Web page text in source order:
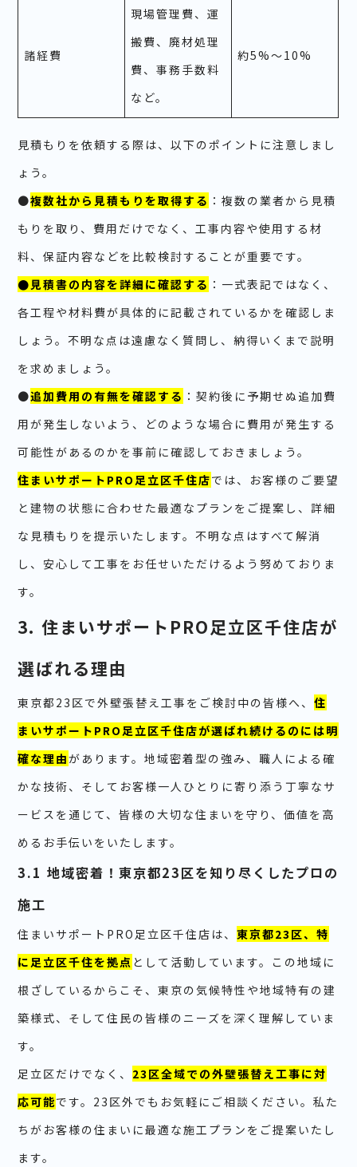
諸経費
現場管理費、運
搬費、廃材処理
費、事務手数料
など。
約5%～10%
見積もりを依頼する際は、以下のポイントに注意しまし
ょう。
●複数社から見積もりを取得する ：複数の業者から見積
もりを取り、費用だけでなく、工事内容や使用する材
料、保証内容などを比較検討することが重要です。
●見積書の内容を詳細に確認する ：一式表記ではなく、
各工程や材料費が具体的に記載されているかを確認しま
しょう。不明な点は遠慮なく質問し、納得いくまで説明
を求めましょう。
●追加費用の有無を確認する ：契約後に予期せぬ追加費
用が発生しないよう、どのような場合に費用が発生する
可能性があるのかを事前に確認しておきましょう。
住まいサポートPRO足立区千住店では、お客様のご要望
と建物の状態に合わせた最適なプランをご提案し、詳細
な見積もりを提示いたします。不明な点はすべて解消
し、安心して工事をお任せいただけるよう努めておりま
す。
3. 住まいサポートPRO足立区千住店が
選ばれる理由
東京都23区で外壁張替え工事をご検討中の皆様へ、住
まいサポートPRO足立区千住店が選ばれ続けるのには明
確な理由があります。地域密着型の強み、職人による確
かな技術、そしてお客様一人ひとりに寄り添う丁寧なサ
ービスを通じて、皆様の大切な住まいを守り、価値を高
めるお手伝いをいたします。
3.1 地域密着！東京都23区を知り尽くしたプロの
施工
住まいサポートPRO足立区千住店は、東京都23区、特
に足立区千住を拠点 として活動しています。この地域に
根ざしているからこそ、東京の気候特性や地域特有の建
築様式、そして住民の皆様のニーズを深く理解していま
す。
足立区だけでなく、 23区全域での外壁張替え工事に対
応可能です。23区外でもお気軽にご相談ください。私た
ちがお客様の住まいに最適な施工プランをご提案いたし
ます。